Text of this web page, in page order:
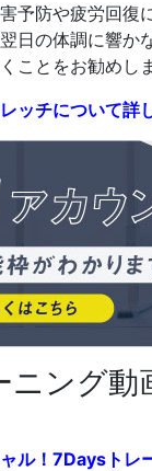
予防や疲労回復
日の体調に響か
ことをお勧めしま
ッチについて詳
ニング動
ル！7Daysトレ